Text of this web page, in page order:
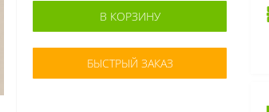
В КОРЗИНУ
БЫСТРЫЙ ЗАКАЗ